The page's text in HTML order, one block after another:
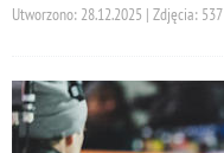
Utworzono: 28.12.2025 | Zdjęcia: 537